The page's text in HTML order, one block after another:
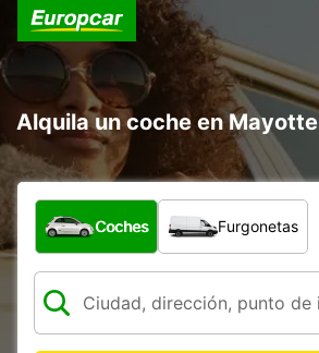
Alquila un coche en Mayotte
¿Qué tipo de vehículo?
Coches Furgonetas